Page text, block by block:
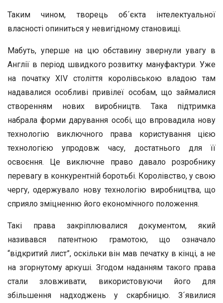
Таким чином, творець об´єкта інтелектуальної
власності опиниться у невигідному становищі.
Мабуть, уперше на цю обставину звернули увагу в
Англії в період швидкого розвитку мануфактури. Уже
на початку XIV століття королівською владою там
надавалися особливі привілеї особам, що займалися
створенням нових виробництв. Така підтримка
набрала форми дарування особі, що впровадила нову
технологію виключного права користування цією
технологією упродовж часу, достатнього для її
освоєння. Це виключне право давало розробнику
перевагу в конкурентній боротьбі. Королівство, у свою
чергу, одержувало нову технологію виробництва, що
сприяло зміцненню його економічного положення.
Такі права закріплювалися документом, який
називався патентною грамотою, що означало
“відкритий лист”, оскільки він мав печатку в кінці, а не
на згорнутому аркуші. Згодом наданням такого права
стали зловживати, використовуючи його для
збільшення надходжень у скарбницю. З´явилися